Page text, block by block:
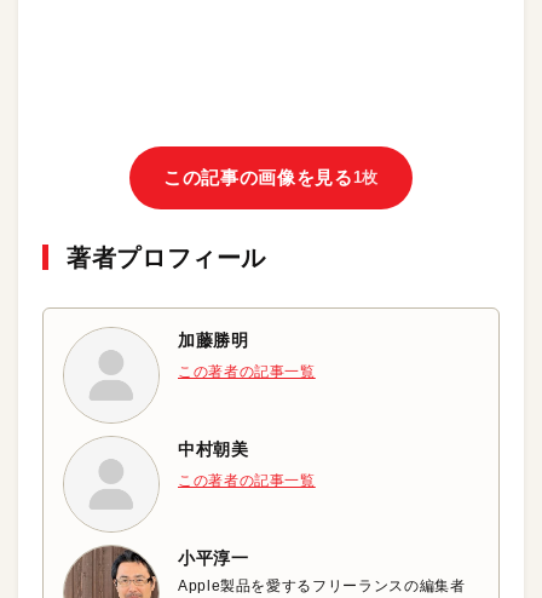
この記事の画像を見る1枚
著者プロフィール
加藤勝明
この著者の記事一覧
中村朝美
この著者の記事一覧
小平淳一
Apple製品を愛するフリーランスの編集者